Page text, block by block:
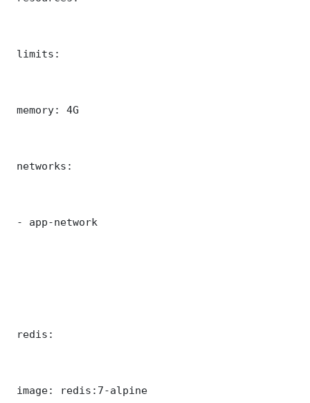
limits:
memory: 4G
networks:
- app-network
redis:
image: redis:7-alpine